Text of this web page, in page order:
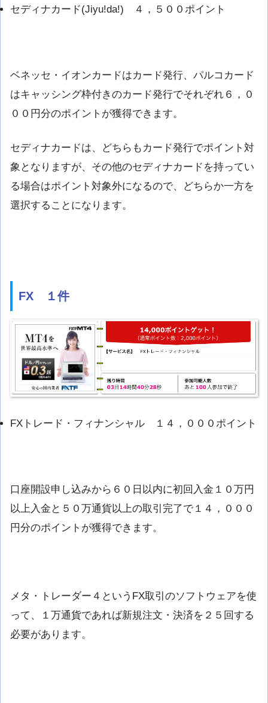
セディナカード(Jiyu!da!) ４，５００ポイント
ベネッセ・イオンカードはカード発行、パルコカード
はキャッシング枠付きのカード発行でそれぞれ６，０
００円分のポイントが獲得できます。
セディナカードは、どちらもカード発行でポイント対
象となりますが、その他のセディナカードを持ってい
る場合はポイント対象外になるので、どちらか一方を
選択することになります。
FX １件
FXトレード・フィナンシャル １４，０００ポイント
口座開設申し込みから６０日以内に初回入金１０万円
以上入金と５０万通貨以上の取引完了で１４，０００
円分のポイントが獲得できます。
メタ・トレーダー４というFX取引のソフトウェアを使
って、１万通貨であれば新規注文・決済を２５回する
必要があります。